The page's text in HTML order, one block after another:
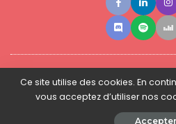
Contact ●Newsletter ●
© 2025 - www.guettapen.com
Ce site utilise des cookies. En
vous acceptez d’utiliser nos
Accepter